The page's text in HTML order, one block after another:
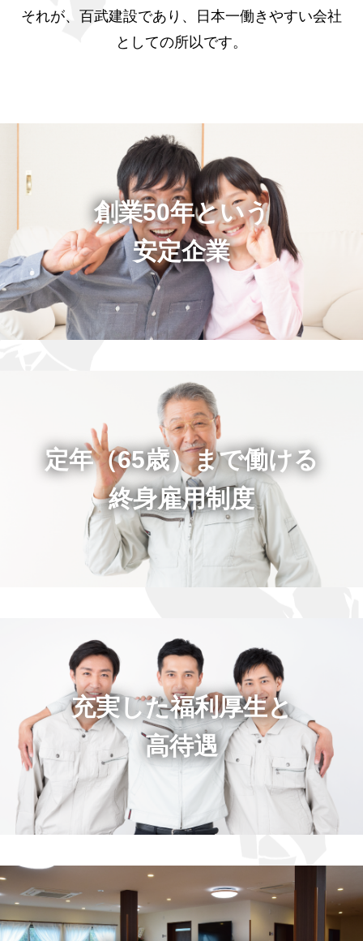
それが、百武建設であり、日本一働きやすい会社
としての所以です。
創業50年という
安定企業
定年（65歳）まで働ける
終身雇用制度
充実した福利厚生と
高待遇